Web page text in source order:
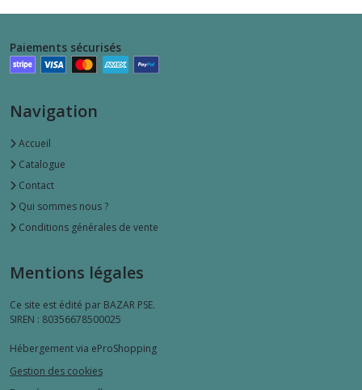
Paiements sécurisés
Navigation
Accueil
Catalogue
Contact
Qui sommes nous ?
Conditions générales de vente
Mentions légales
Ce site est édité par BAZAR PSE.
SIREN : 80356678500025
Hébergement via eProShopping
Gestion des cookies